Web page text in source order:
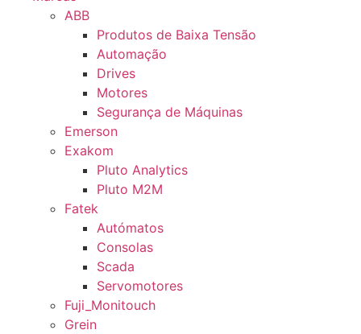
ABB
Produtos de Baixa Tensão
Automação
Drives
Motores
Segurança de Máquinas
Emerson
Exakom
Pluto Analytics
Pluto M2M
Fatek
Autómatos
Consolas
Scada
Servomotores
Fuji_Monitouch
Grein